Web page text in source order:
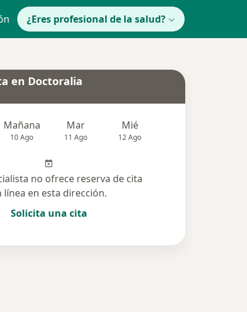
¿Eres profesional de la salud?
(4)
en Doctoralia
Mañana
10 Ago
Mar
11 Ago
Mié
12 Ago
no ofrece reserva de cita
línea en esta dirección.
Solicita una cita